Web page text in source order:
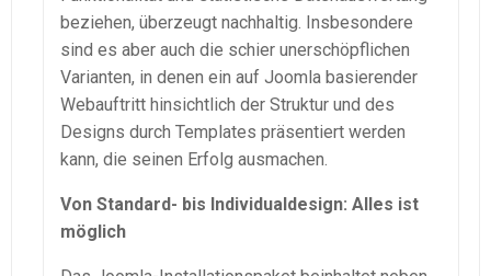
beziehen, überzeugt nachhaltig. Insbesondere
sind es aber auch die schier unerschöpflichen
Varianten, in denen ein auf Joomla basierender
Webauftritt hinsichtlich der Struktur und des
Designs durch Templates präsentiert werden
kann, die seinen Erfolg ausmachen.
Von Standard- bis Individualdesign: Alles ist
möglich